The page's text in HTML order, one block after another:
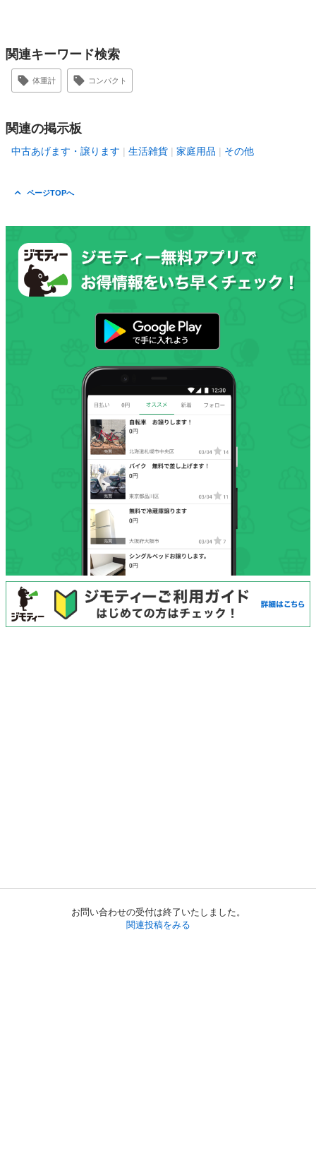
お問い合わせの受付は終了いたしました。
関連投稿をみる
関連キーワード検索
体重計 コンパクト
関連の掲示板
中古あげます・譲ります 生活雑貨 家庭用品 その他
ページTOPへ